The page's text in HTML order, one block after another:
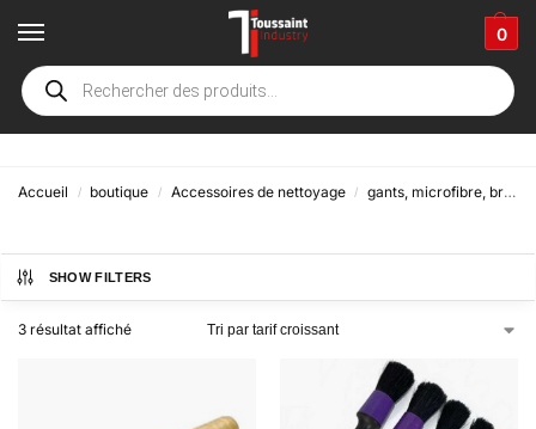
0
Pinceau
Accueil / boutique / Accessoires de nettoyage / gants, microfibre, brosse & divers accessoires
SHOW FILTERS
3 résultat affiché